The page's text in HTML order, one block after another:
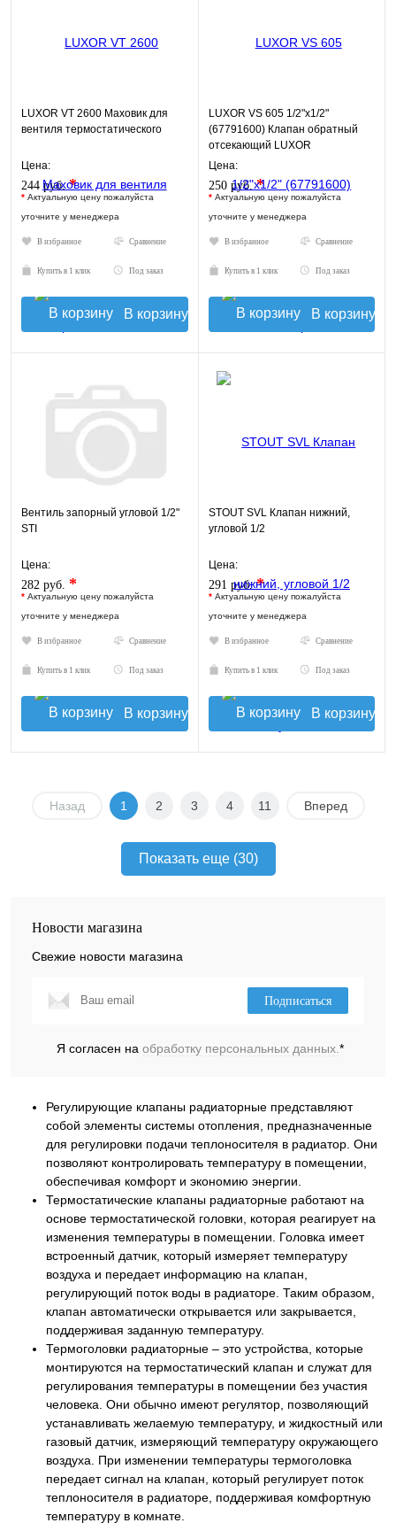
LUXOR VT 2600 Маховик для
вентиля термостатического
Цена:
244 руб.*
* Актуальную цену пожалуйста
уточните у менеджера
В избранное Сравнение
Купить в 1 клик Под заказ
В корзину
LUXOR VS 605 1/2"х1/2"
(67791600) Клапан обратный
отсекающий LUXOR
Цена:
250 руб.*
* Актуальную цену пожалуйста
уточните у менеджера
В избранное Сравнение
Купить в 1 клик Под заказ
В корзину
Вентиль запорный угловой 1/2"
STI
Цена:
282 руб. *
* Актуальную цену пожалуйста
уточните у менеджера
В избранное Сравнение
Купить в 1 клик Под заказ
В корзину
STOUT SVL Клапан нижний,
угловой 1/2
Цена:
291 руб.*
* Актуальную цену пожалуйста
уточните у менеджера
В избранное Сравнение
Купить в 1 клик Под заказ
В корзину
Назад 1 2 3 4 11 Вперед
Показать еще (30)
Новости магазина
Свежие новости магазина
Подписаться
Я согласен на обработку персональных данных.*
Регулирующие клапаны радиаторные представляют
собой элементы системы отопления, предназначенные
для регулировки подачи теплоносителя в радиатор. Они
позволяют контролировать температуру в помещении,
обеспечивая комфорт и экономию энергии.
Термостатические клапаны радиаторные работают на
основе термостатической головки, которая реагирует на
изменения температуры в помещении. Головка имеет
встроенный датчик, который измеряет температуру
воздуха и передает информацию на клапан,
регулирующий поток воды в радиаторе. Таким образом,
клапан автоматически открывается или закрывается,
поддерживая заданную температуру.
Термоголовки радиаторные – это устройства, которые
монтируются на термостатический клапан и служат для
регулирования температуры в помещении без участия
человека. Они обычно имеют регулятор, позволяющий
устанавливать желаемую температуру, и жидкостный или
газовый датчик, измеряющий температуру окружающего
воздуха. При изменении температуры термоголовка
передает сигнал на клапан, который регулирует поток
теплоносителя в радиаторе, поддерживая комфортную
температуру в комнате.